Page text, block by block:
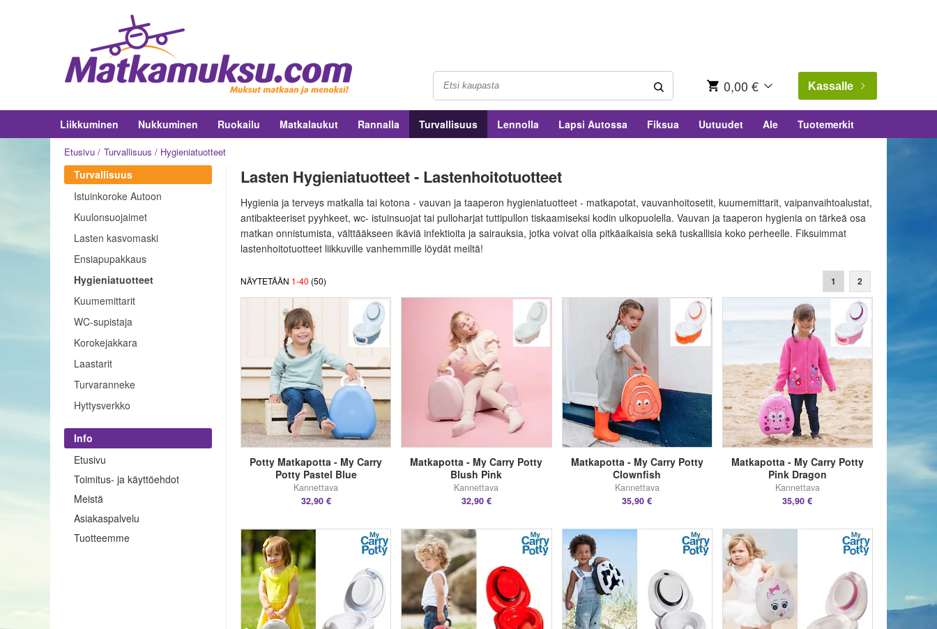
0,00 € Kassalle
Liikkuminen Nukkuminen Ruokailu Matkalaukut Rannalla Turvallisuus Lennolla Lapsi Autossa Fiksua Uutuudet Ale Tuotemerkit
Etusivu Turvallisuus Hygieniatuotteet
Turvallisuus
Istuinkoroke Autoon
Kuulonsuojaimet
Lasten kasvomaski
Ensiapupakkaus
Hygieniatuotteet
Kuumemittarit
WC-supistaja
Korokejakkara
Laastarit
Turvaranneke
Hyttysverkko
Info
Etusivu
Toimitus- ja käyttöehdot
Meistä
Asiakaspalvelu
Tuotteemme
Lasten Hygieniatuotteet - Lastenhoitotuotteet
Hygienia ja terveys matkalla tai kotona - vauvan ja taaperon hygieniatuotteet - matkapotat, vauvanhoitosetit, kuumemittarit, vaipanvaihtoalustat,
antibakteeriset pyyhkeet, wc- istuinsuojat tai pulloharjat tuttipullon tiskaamiseksi kodin ulkopuolella. Vauvan ja taaperon hygienia on tärkeä osa
matkan onnistumista, välttääkseen ikäviä infektioita ja sairauksia, jotka voivat olla pitkäaikaisia sekä tuskallisia koko perheelle. Fiksuimmat
lastenhoitotuotteet liikkuville vanhemmille löydät meiltä!
NÄYTETÄÄN 1-40 (50) 1 2
Potty Matkapotta - My Carry
Potty Pastel Blue
Kannettava
32,90 €
Matkapotta - My Carry Potty
Blush Pink
Kannettava
32,90 €
Matkapotta - My Carry Potty
Clownfish
Kannettava
35,90 €
Matkapotta - My Carry Potty
Pink Dragon
Kannettava
35,90 €